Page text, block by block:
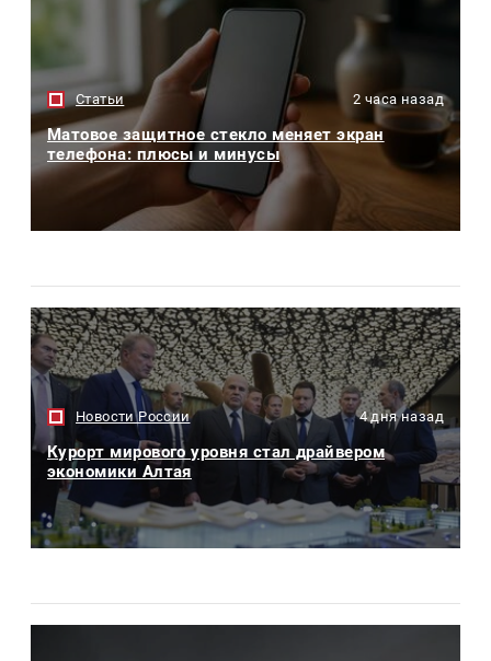
Статьи 2 часа назад
Матовое защитное стекло меняет экран
телефона: плюсы и минусы
Новости России 4 дня назад
Курорт мирового уровня стал драйвером
экономики Алтая